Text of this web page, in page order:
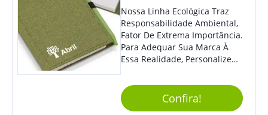
Nossa Linha Ecológica Traz
Responsabilidade Ambiental,
Fator De Extrema Importância.
Para Adequar Sua Marca À
Essa Realidade, Personalize
Anotações Com Post-It E
Caneta. Elaborado A Partir De
Material Reciclado, O Brinde
Confira!